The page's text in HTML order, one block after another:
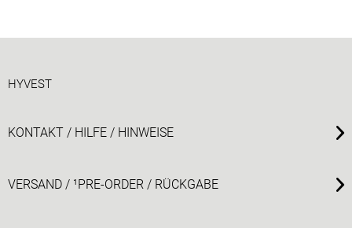
HYVEST
KONTAKT / HILFE / HINWEISE
VERSAND / ¹PRE-ORDER / RÜCKGABE